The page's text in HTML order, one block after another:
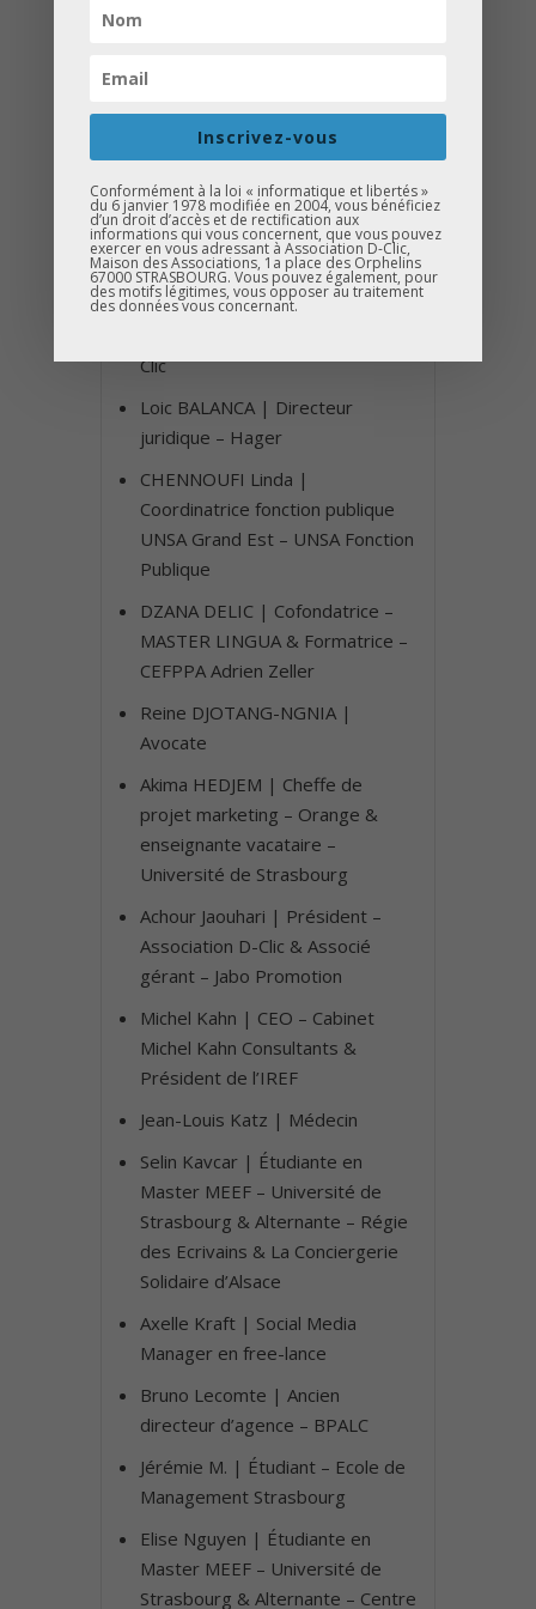
adjointe, et à l’ensemble des
confiance.
Camille Timmerman
Les intervenants
Justine Allenbach | Volontaire en
Clic
Loic BALANCA | Directeur
juridique – Hager
CHENNOUFI Linda |
Coordinatrice fonction publique
UNSA Grand Est – UNSA Fonction
Publique
DZANA DELIC | Cofondatrice –
MASTER LINGUA & Formatrice –
CEFPPA Adrien Zeller
Reine DJOTANG-NGNIA |
Avocate
Akima HEDJEM | Cheffe de
projet marketing – Orange &
enseignante vacataire –
Université de Strasbourg
Achour Jaouhari | Président –
Association D-Clic & Associé
gérant – Jabo Promotion
Michel Kahn | CEO – Cabinet
Michel Kahn Consultants &
Président de l’IREF
Jean-Louis Katz | Médecin
Selin Kavcar | Étudiante en
Master MEEF – Université de
Strasbourg & Alternante – Régie
des Ecrivains & La Conciergerie
Solidaire d’Alsace
Axelle Kraft | Social Media
Manager en free-lance
Bruno Lecomte | Ancien
directeur d’agence – BPALC
Jérémie M. | Étudiant – Ecole de
Management Strasbourg
Elise Nguyen | Étudiante en
Master MEEF – Université de
Strasbourg & Alternante – Centre
Inscrivez-vous
Conformément à la loi « informatique et libertés »
du 6 janvier 1978 modifiée en 2004, vous bénéficiez
d’un droit d’accès et de rectification aux
informations qui vous concernent, que vous pouvez
exercer en vous adressant à Association D-Clic,
Maison des Associations, 1a place des Orphelins
67000 STRASBOURG. Vous pouvez également, pour
des motifs légitimes, vous opposer au traitement
des données vous concernant.